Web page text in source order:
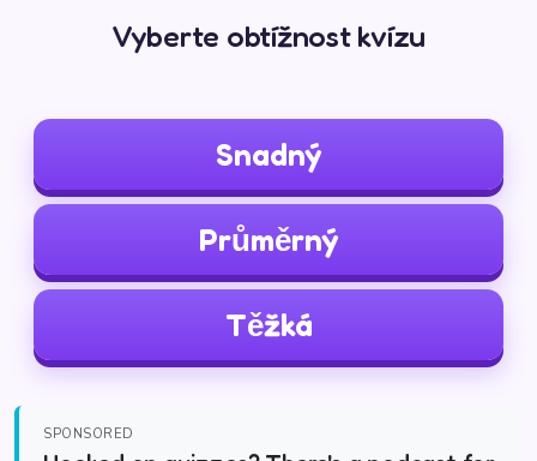
Vyberte obtížnost kvízu
Snadný
Průměrný
Těžká
SPONSORED